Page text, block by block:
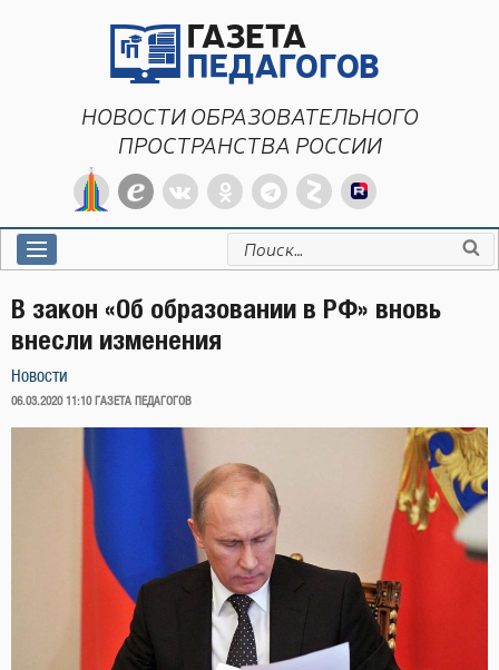
НОВОСТИ ОБРАЗОВАТЕЛЬНОГО
ПРОСТРАНСТВА РОССИИ
Искать:
В закон «Об образовании в РФ» вновь
внесли изменения
Новости
ОПУБЛИКОВАНО
06.03.2020 11:10 ГАЗЕТА ПЕДАГОГОВ